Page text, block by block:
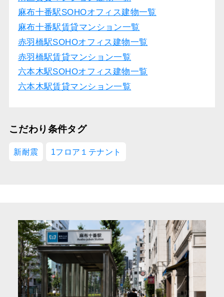
麻布十番駅SOHOオフィス建物一覧
麻布十番駅賃貸マンション一覧
赤羽橋駅SOHOオフィス建物一覧
赤羽橋駅賃貸マンション一覧
六本木駅SOHOオフィス建物一覧
六本木駅賃貸マンション一覧
こだわり条件タグ
新耐震 1フロア１テナント